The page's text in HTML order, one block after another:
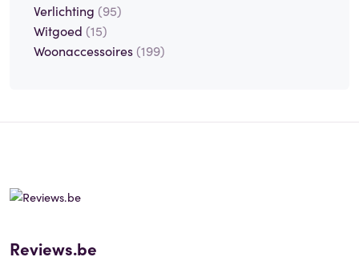
Verlichting (95)
Witgoed (15)
Woonaccessoires (199)
Reviews.be